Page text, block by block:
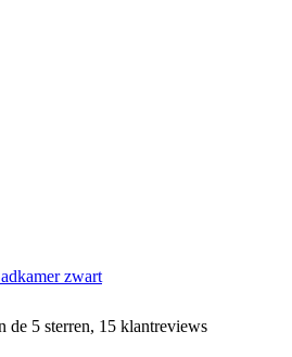
zwart
de 5 sterren, 15 klantreviews